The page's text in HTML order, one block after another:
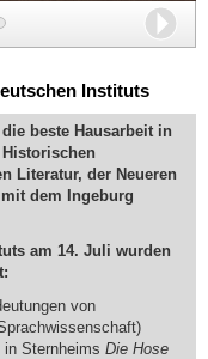
Instituts
beste Hausarbeit in
Literatur, der Neueren
dem Ingeburg
am 14. Juli wurden
von
in SternheimsDie Hose